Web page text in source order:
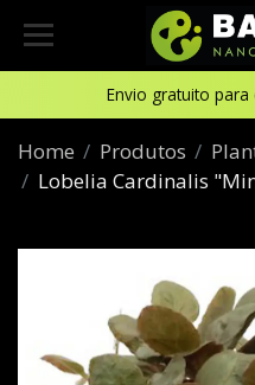
Envio gratuito
Home Produtos
Lobelia Cardinalis